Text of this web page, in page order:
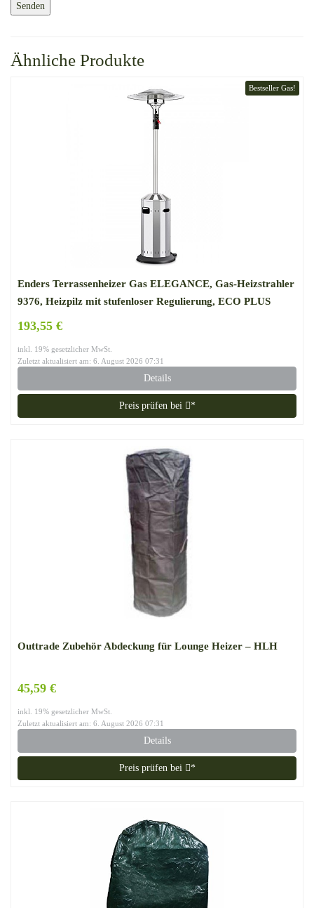
Ähnliche Produkte
Bestseller Gas!
Enders Terrassenheizer Gas ELEGANCE, Gas-Heizstrahler
9376, Heizpilz mit stufenloser Regulierung, ECO PLUS
193,55 €
inkl. 19% gesetzlicher MwSt.
Zuletzt aktualisiert am: 6. August 2026 07:31
Details
Preis prüfen bei *
Outtrade Zubehör Abdeckung für Lounge Heizer – HLH
45,59 €
inkl. 19% gesetzlicher MwSt.
Zuletzt aktualisiert am: 6. August 2026 07:31
Details
Preis prüfen bei *